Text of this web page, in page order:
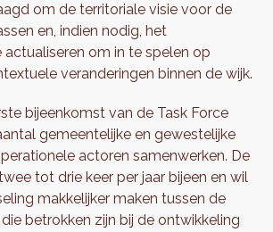
om de territoriale visie voor de
en, indien nodig, het
actualiseren om in te spelen op
veranderingen binnen de wijk.
bijeenkomst van de Task Force
gemeentelijke en gewestelijke
actoren samenwerken. De
tot drie keer per jaar bijeen en wil
makkelijker maken tussen de
betrokken zijn bij de ontwikkeling